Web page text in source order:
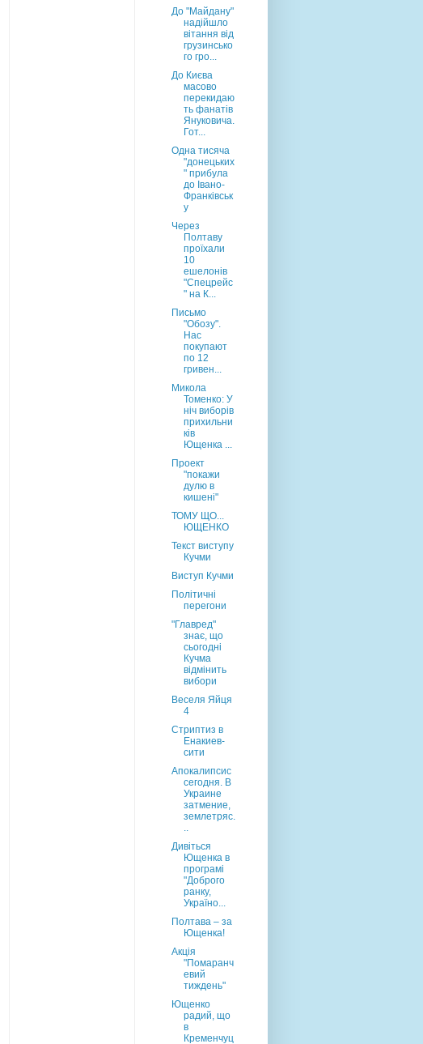
До "Майдану"
надійшло
вітання від
грузинсько
го гро...
До Києва
масово
перекидаю
ть фанатів
Януковича.
Гот...
Одна тисяча
"донецьких
" прибула
до Івано-
Франківськ
у
Через
Полтаву
проїхали
10
ешелонів
"Спецрейс
" на К...
Письмо
"Обозу".
Нас
покупают
по 12
гривен...
Микола
Томенко: У
ніч виборів
прихильни
ків
Ющенка ...
Проект
"покажи
дулю в
кишені"
ТОМУ ЩО...
ЮЩЕНКО
Текст виступу
Кучми
Виступ Кучми
Політичні
перегони
"Главред"
знає, що
сьогодні
Кучма
відмінить
вибори
Веселя Яйця
4
Стриптиз в
Енакиев-
сити
Апокалипсис
сегодня. В
Украине
затмение,
землетряс.
..
Дивіться
Ющенка в
програмі
"Доброго
ранку,
Україно...
Полтава – за
Ющенка!
Aкція
"Помаранч
евий
тиждень"
Ющенко
радий, що
в
Кременчуц